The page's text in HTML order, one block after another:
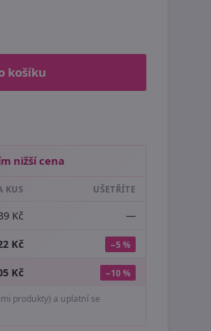
košíku
nižší cena
KUS UŠETŘÍTE
Kč —
Kč −5 %
Kč −10 %
produkty) a uplatní se